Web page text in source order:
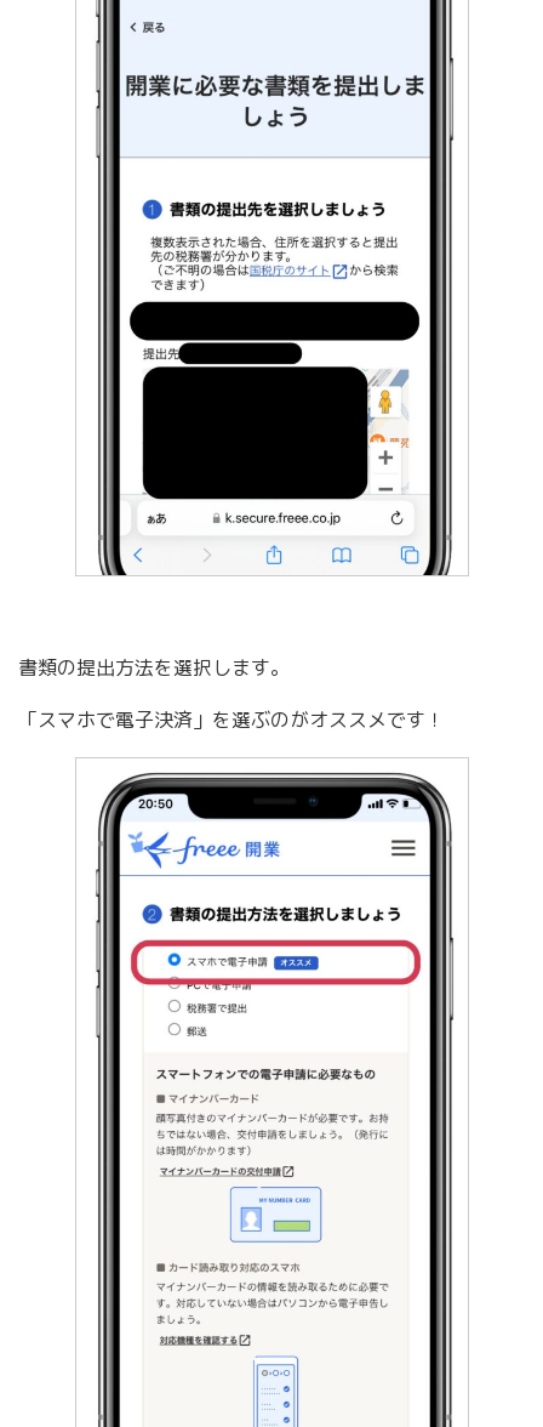
書類の提出方法を選択します。
「スマホで電子決済」を選ぶのがオススメです！